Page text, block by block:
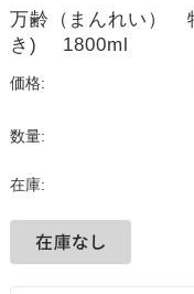
万齢（まんれい）
き) 1800ml
価格:
数量:
在庫: